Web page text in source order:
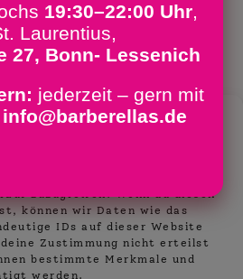
verwalten
zu bieten, verwenden wir
um Geräteinformationen zu
zuzugreifen. Wenn du diesen
können wir Daten wie das
IDs auf dieser Website
Zustimmung nicht erteilst
bestimmte Merkmale und
werden.
: „If we hold on
19:30–22:00 Uhr,
Laurentius,
27, Bonn- Lessenich
jederzeit – gern mit
info@barberellas.de